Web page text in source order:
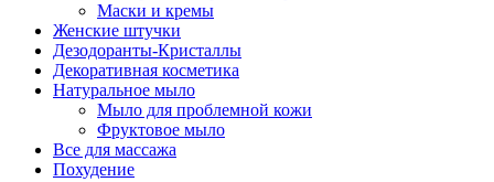
Маски и кремы
Женские штучки
Дезодоранты-Кристаллы
Декоративная косметика
Натуральное мыло
Мыло для проблемной кожи
Фруктовое мыло
Все для массажа
Похудение